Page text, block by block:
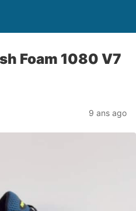
Foam 1080 V7
9 ans ago